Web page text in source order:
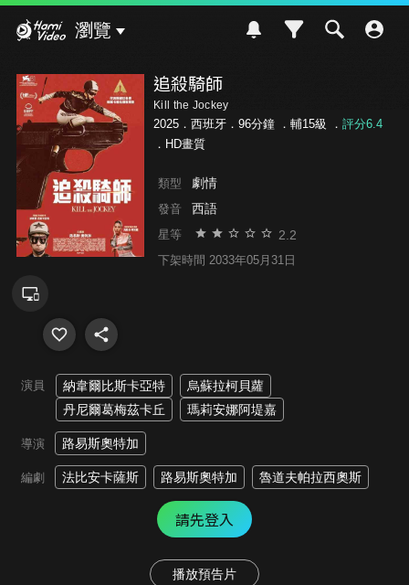
瀏覽
追殺騎師
Kill the Jockey
2025．西班牙．96分鐘 ． 輔15級 ． 評分6.4
．HD畫質
類型 劇情
發音 西語
星等 2.2
下架時間 2033年05月31日
演員 納韋爾比斯卡亞特
烏蘇拉柯貝蘿
丹尼爾葛梅茲卡丘
瑪莉安娜阿堤嘉
導演 路易斯奧特加
編劇 法比安卡薩斯 路易斯奧特加 魯道夫帕拉西奧斯
請先登入
播放預告片